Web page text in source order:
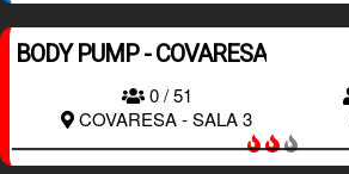
BODY PUMP - COVARESA
0 / 51
COVARESA - SALA 3